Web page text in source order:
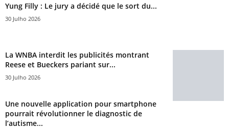
Yung Filly : Le jury a décidé que le sort du...
30 Julho 2026
La WNBA interdit les publicités montrant
Reese et Bueckers pariant sur...
30 Julho 2026
Une nouvelle application pour smartphone
pourrait révolutionner le diagnostic de
l’autisme...